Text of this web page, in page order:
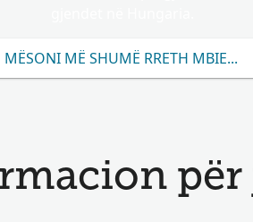
MËSONI MË SHUMË RRETH
për